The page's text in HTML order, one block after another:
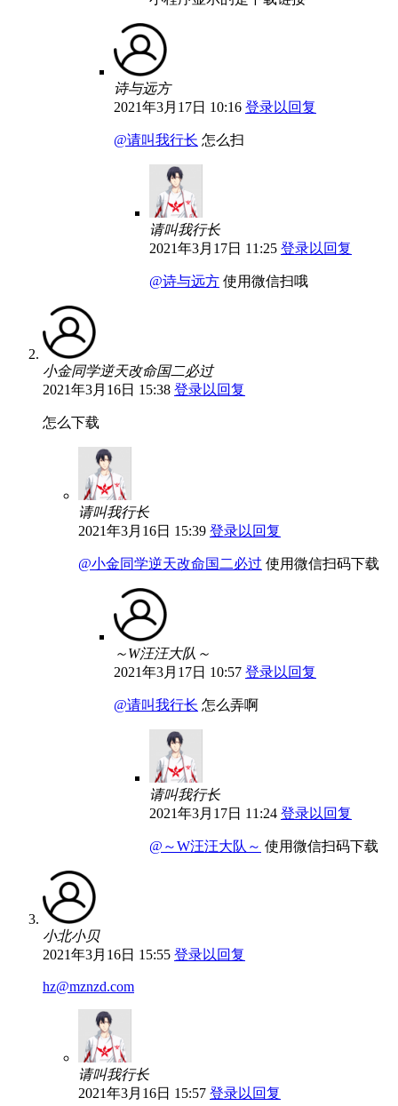
诗与远方
2021年3月17日 10:16 登录以回复
@请叫我行长 怎么扫
请叫我行长
2021年3月17日 11:25 登录以回复
@诗与远方 使用微信扫哦
小金同学逆天改命国二必过
2021年3月16日 15:38 登录以回复
怎么下载
请叫我行长
2021年3月16日 15:39 登录以回复
@小金同学逆天改命国二必过 使用微信扫码下载
～W汪汪大队～
2021年3月17日 10:57 登录以回复
@请叫我行长 怎么弄啊
请叫我行长
2021年3月17日 11:24 登录以回复
@～W汪汪大队～ 使用微信扫码下载
小北小贝
2021年3月16日 15:55 登录以回复
hz@mznzd.com
请叫我行长
2021年3月16日 15:57 登录以回复